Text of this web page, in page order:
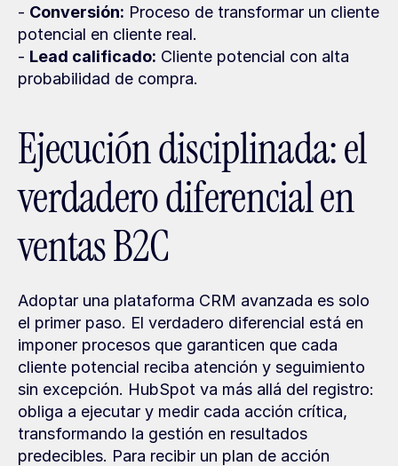
- Conversión: Proceso de transformar un cliente
potencial en cliente real.
- Lead calificado: Cliente potencial con alta
probabilidad de compra.
Ejecución disciplinada: el
verdadero diferencial en
ventas B2C
Adoptar una plataforma CRM avanzada es solo
el primer paso. El verdadero diferencial está en
imponer procesos que garanticen que cada
cliente potencial reciba atención y seguimiento
sin excepción. HubSpot va más allá del registro:
obliga a ejecutar y medir cada acción crítica,
transformando la gestión en resultados
predecibles. Para recibir un plan de acción